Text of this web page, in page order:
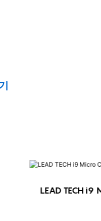
LEAD TECH i9